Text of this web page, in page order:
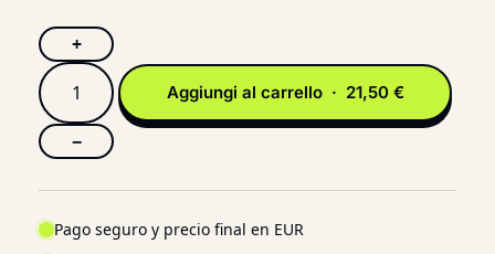
+
−
Aggiungi al carrello · 21,50 €
Pago seguro y precio final en EUR